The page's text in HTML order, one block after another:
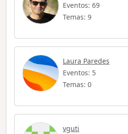
Eventos: 69
Temas: 9
Laura Paredes
Eventos: 5
Temas: 0
vguti